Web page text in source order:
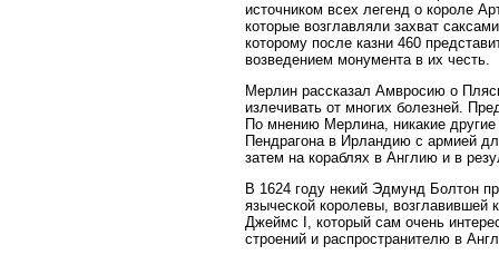
источником всех легенд о короле
которые возглавляли захват
которому после казни 460
возведением монумента в их честь.
Мерлин рассказал Амвросию о
излечивать от многих болезней.
По мнению Мерлина, никакие
Пендрагона в Ирландию с армией
затем на кораблях в Англию и в
В 1624 году некий Эдмунд Болтон
языческой королевы, возглавившей
Джеймс I, который сам очень
строений и распространителю в